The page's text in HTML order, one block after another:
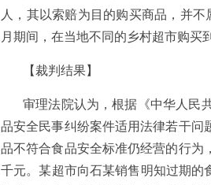
人，其以索赔为目的购买商品，并
月期间，在当地不同的乡村超市购买
【裁判结果】
审理法院认为，根据《中华人民
品安全民事纠纷案件适用法律若干问
品不符合食品安全标准仍经营的行为
千元。某超市向石某销售明知过期